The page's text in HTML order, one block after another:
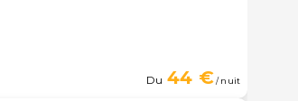
Du 44 €/ nuit